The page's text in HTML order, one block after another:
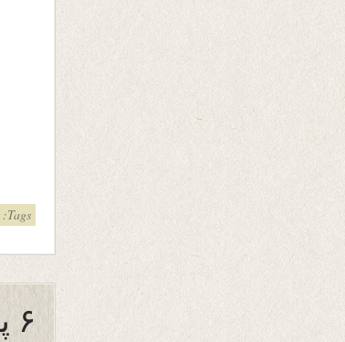
Tags:
۶ پاسخ به “برای یک دوست شاعرم :”